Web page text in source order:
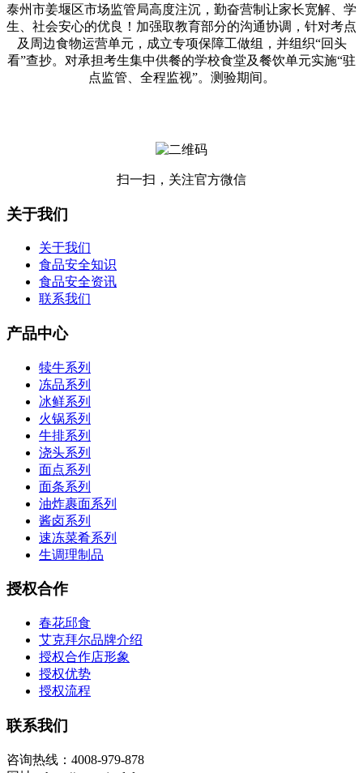
泰州市姜堰区市场监管局高度注沉，勤奋营制让家长宽解、学
生、社会安心的优良！加强取教育部分的沟通协调，针对考点
及周边食物运营单元，成立专项保障工做组，并组织“回头
看”查抄。对承担考生集中供餐的学校食堂及餐饮单元实施“驻
点监管、全程监视”。测验期间。
扫一扫，关注官方微信
关于我们
关于我们
食品安全知识
食品安全资讯
联系我们
产品中心
犊牛系列
冻品系列
冰鲜系列
火锅系列
牛排系列
浇头系列
面点系列
面条系列
油炸裹面系列
酱卤系列
速冻菜肴系列
生调理制品
授权合作
春花邱食
艾克拜尔品牌介绍
授权合作店形象
授权优势
授权流程
联系我们
咨询热线：4008-979-878